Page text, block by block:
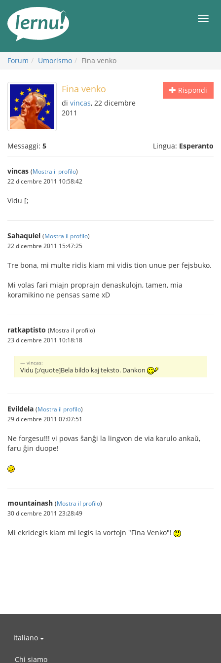
all’indice
Forum Umorismo Fina venko
Rispondi
Fina venko
di vincas, 22 dicembre
2011
Messaggi: 5 Lingua: Esperanto
vincas (Mostra il profilo)
22 dicembre 2011 10:58:42
Vidu [;
Sahaquiel (Mostra il profilo)
22 dicembre 2011 15:47:25
Tre bona, mi multe ridis kiam mi vidis tion unue per fejsbuko.
Mi volas fari miajn proprajn denaskulojn, tamen, mia
koramikino ne pensas same xD
ratkaptisto (Mostra il profilo)
23 dicembre 2011 10:18:18
vincas:
Vidu [;/quote]Bela bildo kaj teksto. Dankon
Evildela (Mostra il profilo)
29 dicembre 2011 07:07:51
Ne forgesu!!! vi povas ŝanĝi la lingvon de via karulo ankaŭ,
faru ĝin duope!
mountainash (Mostra il profilo)
30 dicembre 2011 23:28:49
Mi ekridegis kiam mi legis la vortojn "Fina Venko"!
Italiano
Chi siamo